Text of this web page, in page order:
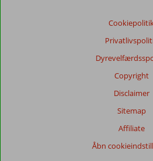
Copyright
Disclaimer
Sitemap
Affiliate
Åbn